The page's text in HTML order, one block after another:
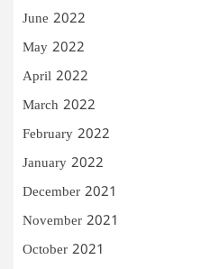
June 2022
May 2022
April 2022
March 2022
February 2022
January 2022
December 2021
November 2021
October 2021